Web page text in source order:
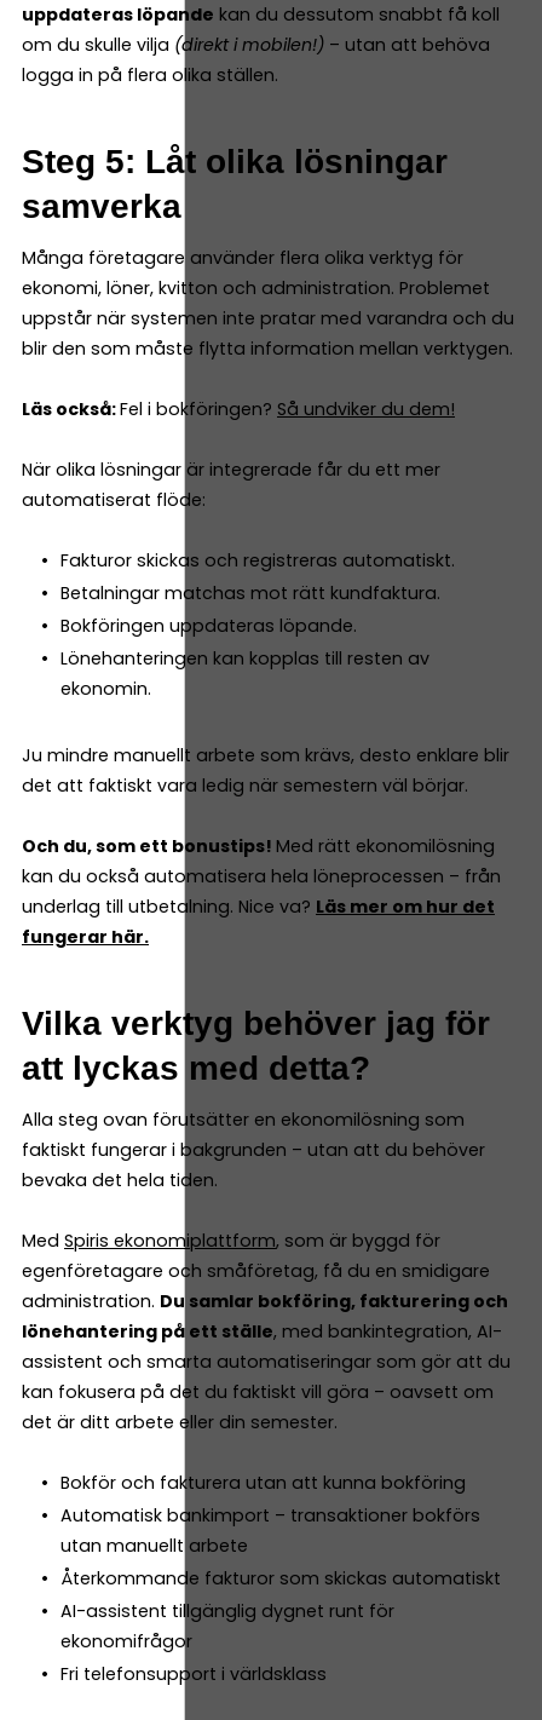
uppdateras löpande kan du dessutom snabbt få koll
om du skulle vilja (direkt i mobilen!) – utan att behöva
logga in på flera olika ställen.
Steg 5: Låt olika lösningar
samverka
Många företagare använder flera olika verktyg för
ekonomi, löner, kvitton och administration. Problemet
uppstår när systemen inte pratar med varandra och du
blir den som måste flytta information mellan verktygen.
Läs också:Fel i bokföringen? Så undviker du dem!
När olika lösningar är integrerade får du ett mer
automatiserat flöde:
Fakturor skickas och registreras automatiskt.
Betalningar matchas mot rätt kundfaktura.
Bokföringen uppdateras löpande.
Lönehanteringen kan kopplas till resten av
ekonomin.
Ju mindre manuellt arbete som krävs, desto enklare blir
det att faktiskt vara ledig när semestern väl börjar.
Och du, som ett bonustips! Med rätt ekonomilösning
kan du också automatisera hela löneprocessen – från
underlag till utbetalning. Nice va? Läs mer om hur det
fungerar här.
Vilka verktyg behöver jag för
att lyckas med detta?
Alla steg ovan förutsätter en ekonomilösning som
faktiskt fungerar i bakgrunden – utan att du behöver
bevaka det hela tiden.
Med Spiris ekonomiplattform, som är byggd för
egenföretagare och småföretag, få du en smidigare
administration. Du samlar bokföring, fakturering och
lönehantering på ett ställe, med bankintegration, AI-
assistent och smarta automatiseringar som gör att du
kan fokusera på det du faktiskt vill göra – oavsett om
det är ditt arbete eller din semester.
Bokför och fakturera utan att kunna bokföring
Automatisk bankimport – transaktioner bokförs
utan manuellt arbete
Återkommande fakturor som skickas automatiskt
AI-assistent tillgänglig dygnet runt för
ekonomifrågor
Fri telefonsupport i världsklass